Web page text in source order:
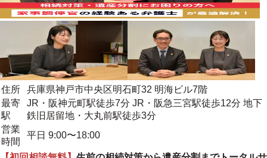
住所
兵庫県神戸市中央区明石町32 明海ビル7階
最寄
駅
JR・阪神元町駅徒歩7分 JR・阪急三宮駅徒歩12分 地下
鉄旧居留地・大丸前駅徒歩3分
営業
時間
平日 9:00〜18:00